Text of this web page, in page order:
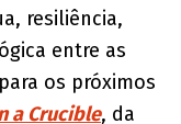
resiliência,
entre as
os próximos
a Crucible, da